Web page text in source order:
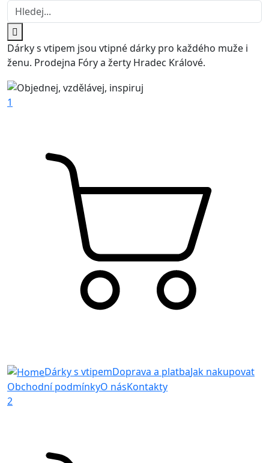
Dárky s vtipem jsou vtipné dárky pro každého muže i
ženu. Prodejna Fóry a žerty Hradec Králové.
1
Dárky s vtipemDoprava a platbaJak nakupovat
Obchodní podmínkyO násKontakty
2